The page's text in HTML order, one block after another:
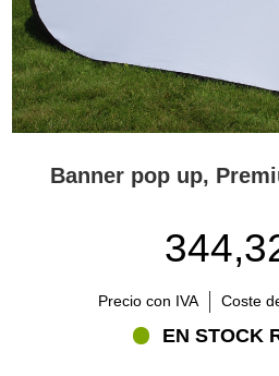
Banner pop up,
Precio con IVA Coste
EN STOCK